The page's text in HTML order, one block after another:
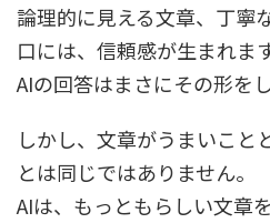
論理的に見える文章、丁寧
口には、信頼感が生まれます
AIの回答はまさにその形をし
しかし、文章がうまいこと
とは同じではありません。
AIは、もっともらしい文章